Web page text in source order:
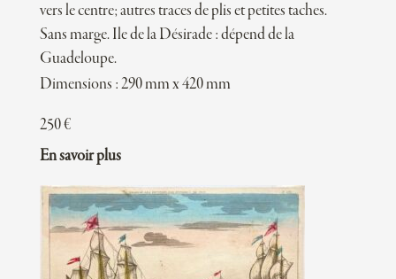
vers le centre; autres traces de plis et petites taches.
Sans marge. Ile de la Désirade : dépend de la
Guadeloupe.
Dimensions : 290 mm x 420 mm
250€
En savoir plus